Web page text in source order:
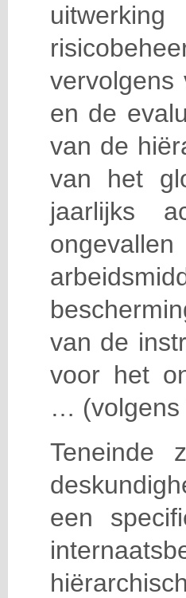
vervolgens
en de
van de
van het
jaarlijks
van de
voor het
… (volgens
Teneinde
een